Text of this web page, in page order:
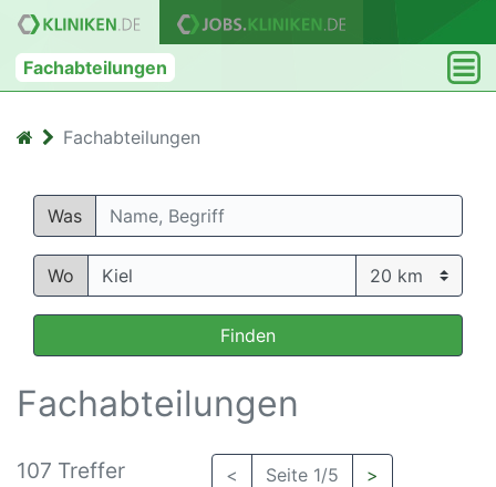
Fachabteilungen
Fachabteilungen
Was
Wo
Finden
Fachabteilungen
107 Treffer < Seite 1/5 >